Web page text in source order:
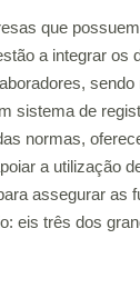
que
a integrar os
sistema de
normas,
a utilização
assegurar as
eis três dos